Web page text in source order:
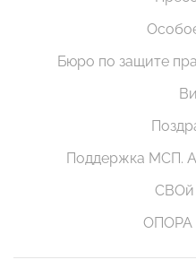
Бюро по защите
Поддержка МСП.
СВОй
ОПОРА